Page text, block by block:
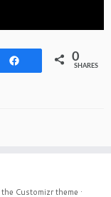
0
SHARES
Customizr theme ·